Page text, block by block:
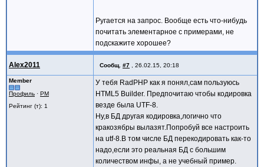
Ругается на запрос. Вообще есть что-нибудь
почитать элементарное с примерами, не
подскажите хорошее?
Alex2011 Сообщ. #7 26.02.15, 20:18
Member
Профиль · PM
Рейтинг (т): 1
У тебя RadPHP как я понял,сам пользуюсь
HTML5 Builder. Предпочитаю чтобы кодировка
везде была UTF-8.
Ну,в БД другая кодировка,логично что
кракозябры вылазят.Попробуй все настроить
на utf-8.В том числе БД перекодировать как-то
надо,если это реальная БД с большим
количеством инфы, а не учебный пример.